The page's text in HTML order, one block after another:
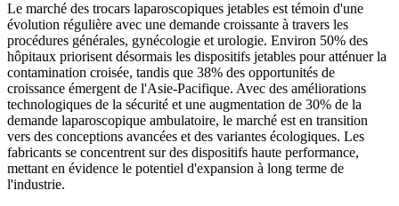
Le marché des trocars laparoscopiques jetables est témoin d'une
évolution régulière avec une demande croissante à travers les
procédures générales, gynécologie et urologie. Environ 50% des
hôpitaux priorisent désormais les dispositifs jetables pour atténuer la
contamination croisée, tandis que 38% des opportunités de
croissance émergent de l'Asie-Pacifique. Avec des améliorations
technologiques de la sécurité et une augmentation de 30% de la
demande laparoscopique ambulatoire, le marché est en transition
vers des conceptions avancées et des variantes écologiques. Les
fabricants se concentrent sur des dispositifs haute performance,
mettant en évidence le potentiel d'expansion à long terme de
l'industrie.